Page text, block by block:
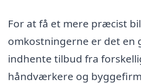
For at få et mere præcist
omkostningerne er det en
indhente tilbud fra
håndværkere og